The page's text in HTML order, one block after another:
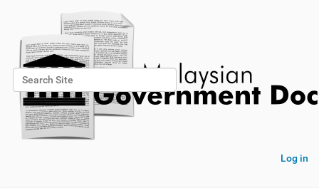
Search Site
Advanced Search…
Log in